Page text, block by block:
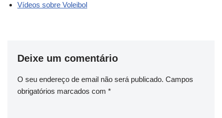
Vídeos sobre Voleibol
Deixe um comentário
O seu endereço de email não será publicado. Campos
obrigatórios marcados com *